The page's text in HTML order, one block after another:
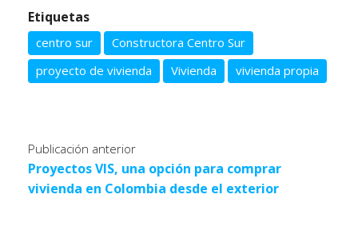
Etiquetas
centro sur
Constructora Centro Sur
proyecto de vivienda
Vivienda vivienda propia
Publicación anterior
Proyectos VIS, una opción para comprar
vivienda en Colombia desde el exterior